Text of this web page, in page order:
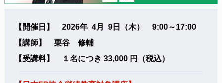
【開催日】 2026年 4月 9日（木） 9:00～17:00
【講師】 栗谷 修輔
【受講料】 １名につき 33,000 円（税込）